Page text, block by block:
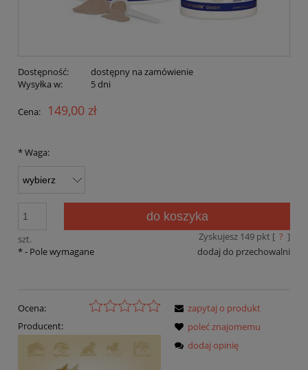
Dostępność:
dostępny na zamówienie
Wysyłka w:
5 dni
Cena: 149,00 zł
*Waga:
szt.
do koszyka
Zyskujesz 149pkt [ ? ]
dodaj do przechowalni
*- Pole wymagane
Ocena:
Producent:
zapytaj o produkt
poleć znajomemu
dodaj opinię